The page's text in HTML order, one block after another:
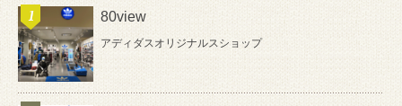
80view
アディダスオリジナルスショップ